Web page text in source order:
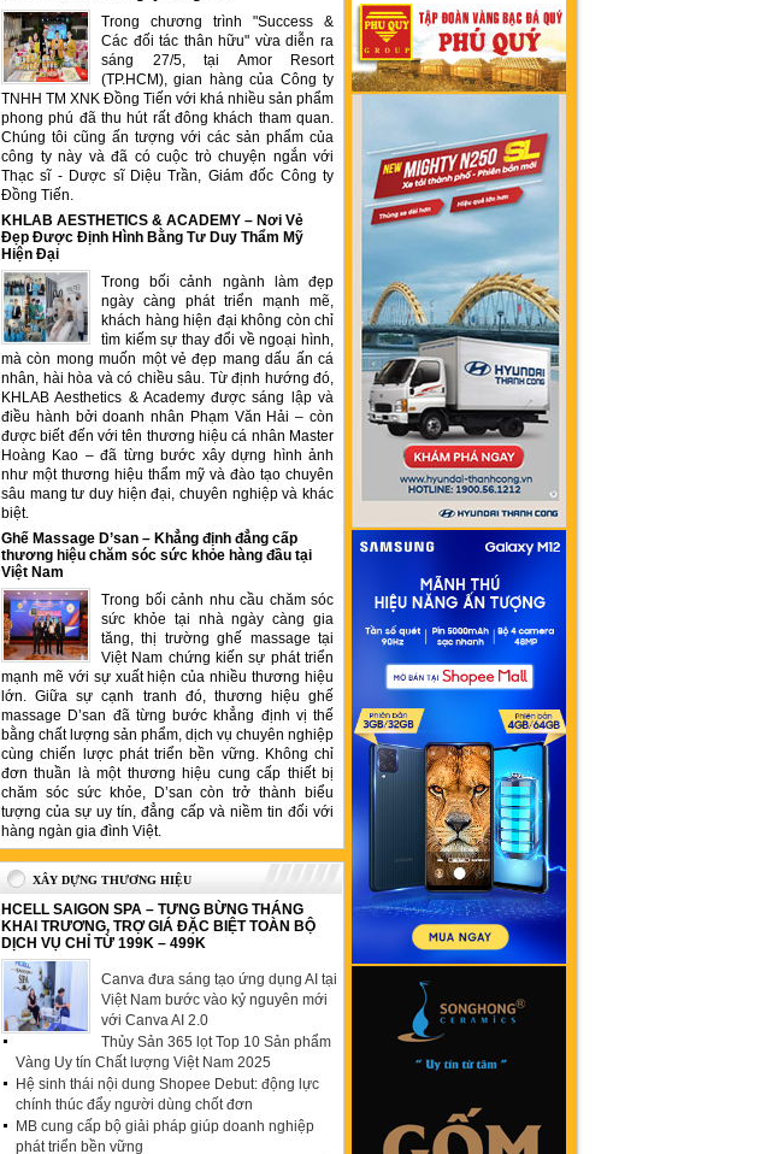
Trong chương trình "Success &
Các đối tác thân hữu" vừa diễn ra
sáng 27/5, tại Amor Resort
(TP.HCM), gian hàng của Công ty
TNHH TM XNK Đồng Tiến với khá nhiều sản phẩm
phong phú đã thu hút rất đông khách tham quan.
Chúng tôi cũng ấn tượng với các sản phẩm của
công ty này và đã có cuộc trò chuyện ngắn với
Thạc sĩ - Dược sĩ Diệu Trần, Giám đốc Công ty
Đồng Tiến.
KHLAB AESTHETICS & ACADEMY – Nơi Vẻ
Đẹp Được Định Hình Bằng Tư Duy Thẩm Mỹ
Hiện Đại
Trong bối cảnh ngành làm đẹp
ngày càng phát triển mạnh mẽ,
khách hàng hiện đại không còn chỉ
tìm kiếm sự thay đổi về ngoại hình,
mà còn mong muốn một vẻ đẹp mang dấu ấn cá
nhân, hài hòa và có chiều sâu. Từ định hướng đó,
KHLAB Aesthetics & Academy được sáng lập và
điều hành bởi doanh nhân Phạm Văn Hải – còn
được biết đến với tên thương hiệu cá nhân Master
Hoàng Kao – đã từng bước xây dựng hình ảnh
như một thương hiệu thẩm mỹ và đào tạo chuyên
sâu mang tư duy hiện đại, chuyên nghiệp và khác
biệt.
Ghế Massage D’san – Khẳng định đẳng cấp
thương hiệu chăm sóc sức khỏe hàng đầu tại
Việt Nam
Trong bối cảnh nhu cầu chăm sóc
sức khỏe tại nhà ngày càng gia
tăng, thị trường ghế massage tại
Việt Nam chứng kiến sự phát triển
mạnh mẽ với sự xuất hiện của nhiều thương hiệu
lớn. Giữa sự cạnh tranh đó, thương hiệu ghế
massage D’san đã từng bước khẳng định vị thế
bằng chất lượng sản phẩm, dịch vụ chuyên nghiệp
cùng chiến lược phát triển bền vững. Không chỉ
đơn thuần là một thương hiệu cung cấp thiết bị
chăm sóc sức khỏe, D’san còn trở thành biểu
tượng của sự uy tín, đẳng cấp và niềm tin đối với
hàng ngàn gia đình Việt.
XÂY DỰNG THƯƠNG HIỆU
HCELL SAIGON SPA – TƯNG BỪNG THÁNG
KHAI TRƯƠNG, TRỢ GIÁ ĐẶC BIỆT TOÀN BỘ
DỊCH VỤ CHỈ TỪ 199K – 499K
Canva đưa sáng tạo ứng dụng AI tại
Việt Nam bước vào kỷ nguyên mới
với Canva AI 2.0
Thủy Sản 365 lọt Top 10 Sản phẩm
Vàng Uy tín Chất lượng Việt Nam 2025
Hệ sinh thái nội dung Shopee Debut: động lực
chính thúc đẩy người dùng chốt đơn
MB cung cấp bộ giải pháp giúp doanh nghiệp
phát triển bền vững